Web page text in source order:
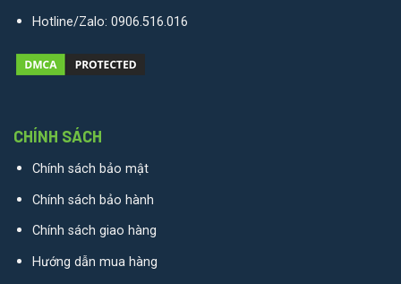
Hotline/Zalo: 0906.516.016
CHÍNH SÁCH
Chính sách bảo mật
Chính sách bảo hành
Chính sách giao hàng
Hướng dẫn mua hàng